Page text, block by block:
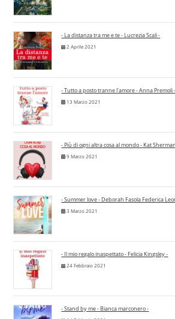
- La distanza tra me e te - Lucrezia Scali -
2 Aprile 2021
- Tutto a posto tranne l'amore - Anna Premoli -
13 Marzo 2021
- Più di ogni altra cosa al mondo - Kat
9 Marzo 2021
- Summer love - Deborah Fasola Federica
3 Marzo 2021
- Il mio regalo inaspettato - Felicia Kingsley -
24 Febbraio 2021
- Stand by me - Bianca marconero -